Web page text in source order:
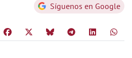
Síguenos en Google